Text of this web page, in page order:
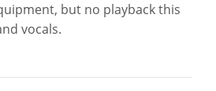
songs as background music
event. Perfect for pre-
of jazz artists, from